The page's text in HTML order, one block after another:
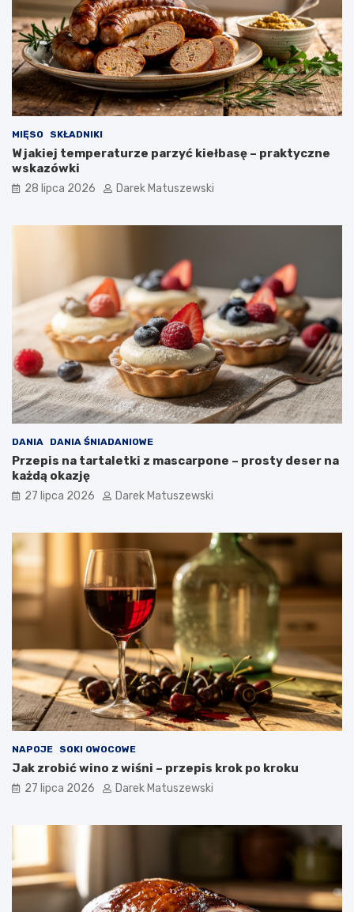
MIĘSO SKŁADNIKI
W jakiej temperaturze parzyć kiełbasę – praktyczne
wskazówki
28 lipca 2026 Darek Matuszewski
DANIA DANIA ŚNIADANIOWE
Przepis na tartaletki z mascarpone – prosty deser na
każdą okazję
27 lipca 2026 Darek Matuszewski
NAPOJE SOKI OWOCOWE
Jak zrobić wino z wiśni – przepis krok po kroku
27 lipca 2026 Darek Matuszewski